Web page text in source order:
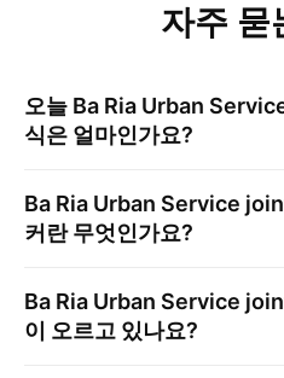
자주 묻
오늘 Ba Ria Urban
식은 얼마인가요?
Ba Ria Urban Service
커란 무엇인가요?
Ba Ria Urban Service
이 오르고 있나요?